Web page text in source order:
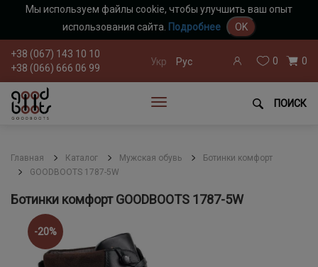
Мы используем файлы cookie, чтобы улучшить ваш опыт
использования сайта. Подробнее OK
+38 (067) 143 10 10
+38 (066) 666 06 99
Укр Рус 0 0
ПОИСК
Главная Каталог Мужская обувь
Ботинки комфорт
GOODBOOTS 1787-5W
Ботинки комфорт GOODBOOTS 1787-5W
-20%